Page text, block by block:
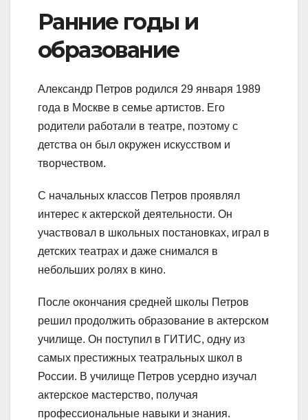
Ранние годы и
образование
Александр Петров родился 29 января 1989
года в Москве в семье артистов. Его
родители работали в театре, поэтому с
детства он был окружен искусством и
творчеством.
С начальных классов Петров проявлял
интерес к актерской деятельности. Он
участвовал в школьных постановках, играл в
детских театрах и даже снимался в
небольших ролях в кино.
После окончания средней школы Петров
решил продолжить образование в актерском
училище. Он поступил в ГИТИС, одну из
самых престижных театральных школ в
России. В училище Петров усердно изучал
актерское мастерство, получая
профессиональные навыки и знания.